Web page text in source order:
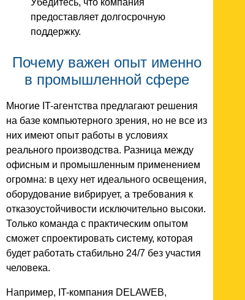
Убедитесь, что компания
предоставляет долгосрочную
поддержку.
Почему важен опыт именно
в промышленной сфере
Многие IT-агентства предлагают решения
на базе компьютерного зрения, но не все из
них имеют опыт работы в условиях
реального производства. Разница между
офисным и промышленным применением
огромна: в цеху нет идеального освещения,
оборудование вибрирует, а требования к
отказоустойчивости исключительно высоки.
Только команда с практическим опытом
сможет спроектировать систему, которая
будет работать стабильно 24/7 без участия
человека.
Например, IT-компания DELAWEB,